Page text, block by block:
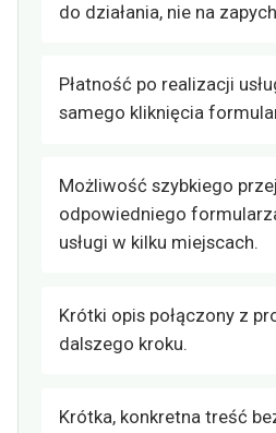
do działania, nie na
Płatność po realizacji
samego kliknięcia
Możliwość szybkiego
odpowiedniego
usługi w kilku miejscach.
Krótki opis połączony z
dalszego kroku.
Krótka, konkretna treść